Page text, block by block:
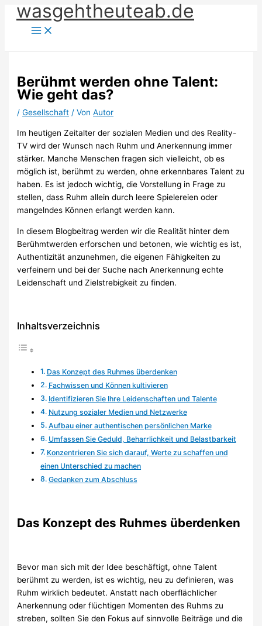
Zum
Inhalt
springen
wasgehtheuteab.de
Berühmt werden ohne Talent:
Wie geht das?
/Gesellschaft / VonAutor
Im heutigen Zeitalter der sozialen Medien und des Reality-
TV wird der Wunsch nach Ruhm und Anerkennung immer
stärker. Manche Menschen fragen sich vielleicht, ob es
möglich ist, berühmt zu werden, ohne erkennbares Talent zu
haben. Es ist jedoch wichtig, die Vorstellung in Frage zu
stellen, dass Ruhm allein durch leere Spielereien oder
mangelndes Können erlangt werden kann.
In diesem Blogbeitrag werden wir die Realität hinter dem
Berühmtwerden erforschen und betonen, wie wichtig es ist,
Authentizität anzunehmen, die eigenen Fähigkeiten zu
verfeinern und bei der Suche nach Anerkennung echte
Leidenschaft und Zielstrebigkeit zu finden.
Inhaltsverzeichnis
Das Konzept des Ruhmes überdenken
Fachwissen und Können kultivieren
Identifizieren Sie Ihre Leidenschaften und Talente
Nutzung sozialer Medien und Netzwerke
Aufbau einer authentischen persönlichen Marke
Umfassen Sie Geduld, Beharrlichkeit und Belastbarkeit
Konzentrieren Sie sich darauf, Werte zu schaffen und
einen Unterschied zu machen
Gedanken zum Abschluss
Das Konzept des Ruhmes überdenken
Bevor man sich mit der Idee beschäftigt, ohne Talent
berühmt zu werden, ist es wichtig, neu zu definieren, was
Ruhm wirklich bedeutet. Anstatt nach oberflächlicher
Anerkennung oder flüchtigen Momenten des Ruhms zu
streben, sollten Sie den Fokus auf sinnvolle Beiträge und die